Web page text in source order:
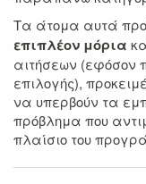
Τα άτομα αυτά
επιπλέον μόρια
αιτήσεων (εφόσον
επιλογής),
να υπερβούν τα
πρόβλημα που
πλαίσιο του